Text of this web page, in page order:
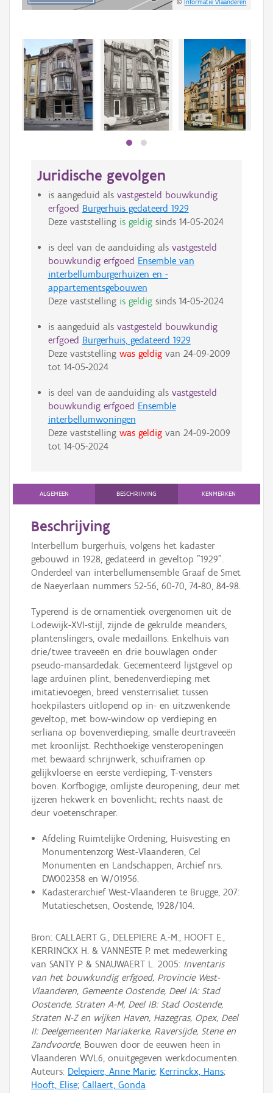
©Informatie Vlaanderen
Juridische gevolgen
is aangeduid als vastgesteld bouwkundig
erfgoed Burgerhuis gedateerd 1929
Deze vaststelling is geldigsinds 14-05-2024
is deel van de aanduiding als vastgesteld
bouwkundig erfgoed Ensemble van
interbellumburgerhuizen en -
appartementsgebouwen
Deze vaststelling is geldigsinds 14-05-2024
is aangeduid als vastgesteld bouwkundig
erfgoed Burgerhuis, gedateerd 1929
Deze vaststelling was geldigvan 24-09-2009
tot 14-05-2024
is deel van de aanduiding als vastgesteld
bouwkundig erfgoed Ensemble
interbellumwoningen
Deze vaststelling was geldigvan 24-09-2009
tot 14-05-2024
ALGEMEEN BESCHRIJVING KENMERKEN
Beschrijving
Interbellum burgerhuis, volgens het kadaster
gebouwd in 1928, gedateerd in geveltop "1929".
Onderdeel van interbellumensemble Graaf de Smet
de Naeyerlaan nummers 52-56, 60-70, 74-80, 84-98.
Typerend is de ornamentiek overgenomen uit de
Lodewijk-XVI-stijl, zijnde de gekrulde meanders,
plantenslingers, ovale medaillons. Enkelhuis van
drie/twee traveeën en drie bouwlagen onder
pseudo-mansardedak. Gecementeerd lijstgevel op
lage arduinen plint, benedenverdieping met
imitatievoegen, breed vensterrisaliet tussen
hoekpilasters uitlopend op in- en uitzwenkende
geveltop, met bow-window op verdieping en
serliana op bovenverdieping, smalle deurtraveeën
met kroonlijst. Rechthoekige vensteropeningen
met bewaard schrijnwerk, schuiframen op
gelijkvloerse en eerste verdieping, T-vensters
boven. Korfbogige, omlijste deuropening, deur met
ijzeren hekwerk en bovenlicht; rechts naast de
deur voetenschraper.
Afdeling Ruimtelijke Ordening, Huisvesting en
Monumentenzorg West-Vlaanderen, Cel
Monumenten en Landschappen, Archief nrs.
DW002358 en W/01956.
Kadasterarchief West-Vlaanderen te Brugge, 207:
Mutatieschetsen, Oostende, 1928/104.
Bron: CALLAERT G., DELEPIERE A.-M., HOOFT E.,
KERRINCKX H. & VANNESTE P. met medewerking
van SANTY P. & SNAUWAERT L. 2005: Inventaris
van het bouwkundig erfgoed, Provincie West-
Vlaanderen, Gemeente Oostende, Deel IA: Stad
Oostende, Straten A-M, Deel IB: Stad Oostende,
Straten N-Z en wijken Haven, Hazegras, Opex, Deel
II: Deelgemeenten Mariakerke, Raversijde, Stene en
Zandvoorde, Bouwen door de eeuwen heen in
Vlaanderen WVL6, onuitgegeven werkdocumenten.
Auteurs: Delepiere, Anne Marie; Kerrinckx, Hans;
Hooft, Elise; Callaert, Gonda